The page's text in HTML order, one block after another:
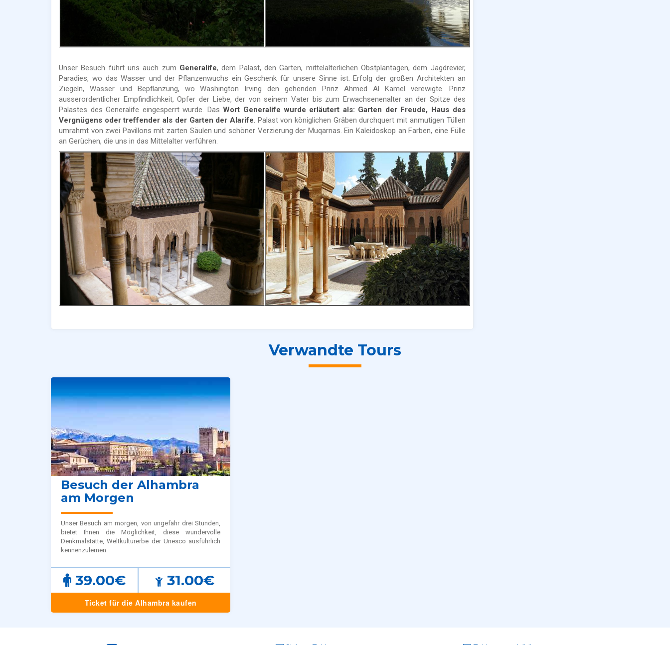
Unser Besuch führt uns auch zum Generalife, dem Palast, den Gärten, mittelalterlichen Obstplantagen, dem Jagdrevier,
Paradies, wo das Wasser und der Pflanzenwuchs ein Geschenk für unsere Sinne ist. Erfolg der großen Architekten an
Ziegeln, Wasser und Bepflanzung, wo Washington Irving den gehenden Prinz Ahmed Al Kamel verewigte. Prinz
ausserordentlicher Empfindlichkeit, Opfer der Liebe, der von seinem Vater bis zum Erwachsenenalter an der Spitze des
Palastes des Generalife eingesperrt wurde. DasWort Generalife wurde erläutert als: Garten der Freude, Haus des
Vergnügens oder treffender als der Garten der Alarife . Palast von königlichen Gräben durchquert mit anmutigen Tüllen
umrahmt von zwei Pavillons mit zarten Säulen und schöner Verzierung der Muqarnas. Ein Kaleidoskop an Farben, eine Fülle
an Gerüchen, die uns in das Mittelalter verführen.
Verwandte Tours
Besuch der Alhambra
am Morgen
Unser Besuch am morgen, von ungefähr drei Stunden,
bietet Ihnen die Möglichkeit, diese wundervolle
Denkmalstätte, Weltkulturerbe der Unesco ausführlich
kennenzulernen.
39.00€ 31.00€
Ticket für die Alhambra kaufen